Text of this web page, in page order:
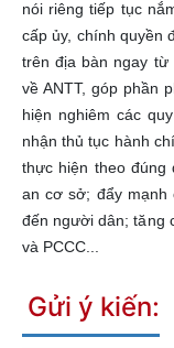
nói riêng tiếp tục
cấp ủy, chính quyền
trên địa bàn ngay từ
về ANTT, góp phần
hiện nghiêm các
nhận thủ tục hành
thực hiện theo đúng
an cơ sở; đẩy mạnh
đến người dân; tăng
và PCCC...
Gửi ý kiến: